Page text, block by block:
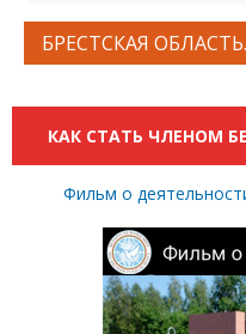
БРЕСТСКАЯ
КАК СТАТЬ ЧЛЕНОМ
Фильм о